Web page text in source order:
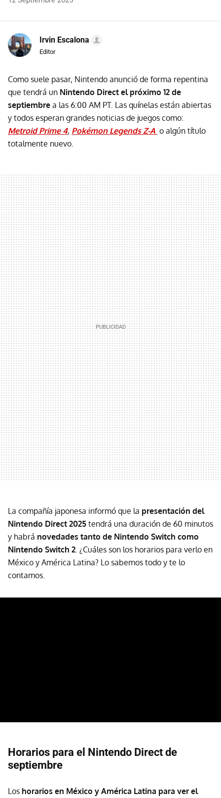
Irvin Escalona
Editor
Como suele pasar, Nintendo anunció de forma repentina
que tendrá un Nintendo Direct el próximo 12 de
septiembre a las 6:00 AM PT. Las quínelas están abiertas
y todos esperan grandes noticias de juegos como:
Metroid Prime 4, Pokémon Legends Z-A o algún título
totalmente nuevo.
La compañía japonesa informó que la presentación del
Nintendo Direct 2025 tendrá una duración de 60 minutos
y habrá novedades tanto de Nintendo Switch como
Nintendo Switch 2. ¿Cuáles son los horarios para verlo en
México y América Latina? Lo sabemos todo y te lo
contamos.
Horarios para el Nintendo Direct de
septiembre
Los horarios en México y América Latina para ver el